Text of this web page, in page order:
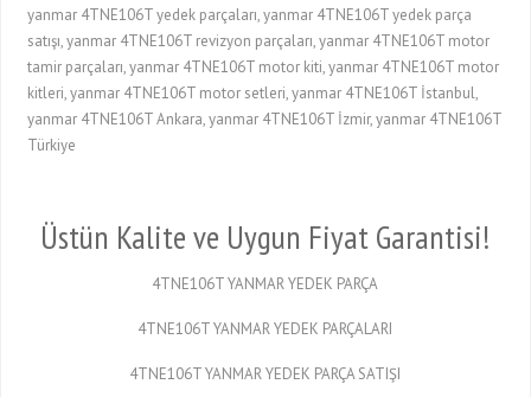
yanmar 4TNE106T yedek parçaları, yanmar 4TNE106T yedek parça
satışı, yanmar 4TNE106T revizyon parçaları, yanmar 4TNE106T motor
tamir parçaları, yanmar 4TNE106T motor kiti, yanmar 4TNE106T motor
kitleri, yanmar 4TNE106T motor setleri, yanmar 4TNE106T İstanbul,
yanmar 4TNE106T Ankara, yanmar 4TNE106T İzmir, yanmar 4TNE106T
Türkiye
Üstün Kalite ve Uygun Fiyat Garantisi!
4TNE106T YANMAR YEDEK PARÇA
4TNE106T YANMAR YEDEK PARÇALARI
4TNE106T YANMAR YEDEK PARÇA SATIŞI